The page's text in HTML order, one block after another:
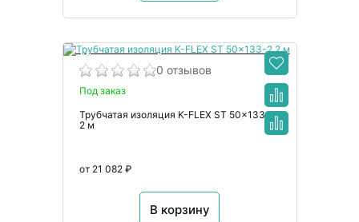
0 отзывов
Под заказ
Трубчатая изоляция K-FLEX ST 50x133-2
2 м
от 21 082 ₽
В корзину